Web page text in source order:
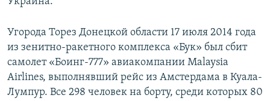
Угорода Торез Донецкой области 17 июля 2014 года
из зенитно-ракетного комплекса «Бук» был сбит
самолет «Боинг-777» авиакомпании Malaysia
Airlines, выполнявший рейс из Амстердама в Куала-
Лумпур. Все 298 человек на борту, среди которых 80